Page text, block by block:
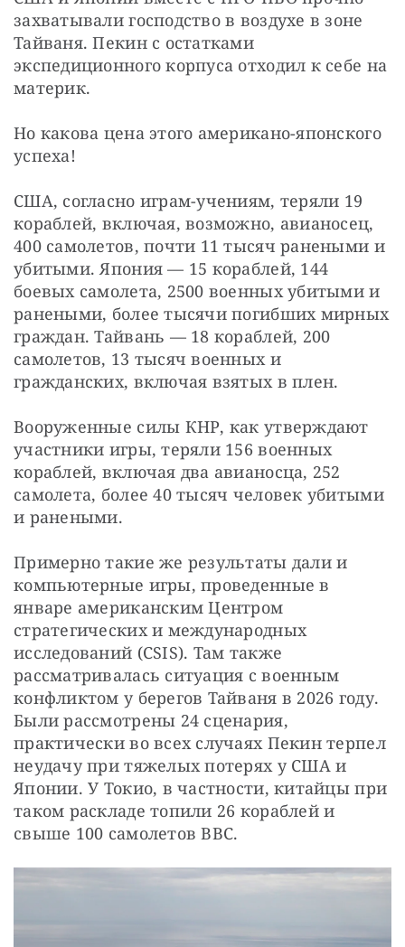
захватывали господство в воздухе в зоне
Тайваня. Пекин с остатками
экспедиционного корпуса отходил к себе на
материк.
Но какова цена этого американо-японского
успеха!
США, согласно играм-учениям, теряли 19
кораблей, включая, возможно, авианосец,
400 самолетов, почти 11 тысяч ранеными и
убитыми. Япония — 15 кораблей, 144
боевых самолета, 2500 военных убитыми и
ранеными, более тысячи погибших мирных
граждан. Тайвань — 18 кораблей, 200
самолетов, 13 тысяч военных и
гражданских, включая взятых в плен.
Вооруженные силы КНР, как утверждают
участники игры, теряли 156 военных
кораблей, включая два авианосца, 252
самолета, более 40 тысяч человек убитыми
и ранеными.
Примерно такие же результаты дали и
компьютерные игры, проведенные в
январе американским Центром
стратегических и международных
исследований (CSIS). Там также
рассматривалась ситуация с военным
конфликтом у берегов Тайваня в 2026 году.
Были рассмотрены 24 сценария,
практически во всех случаях Пекин терпел
неудачу при тяжелых потерях у США и
Японии. У Токио, в частности, китайцы при
таком раскладе топили 26 кораблей и
свыше 100 самолетов ВВС.